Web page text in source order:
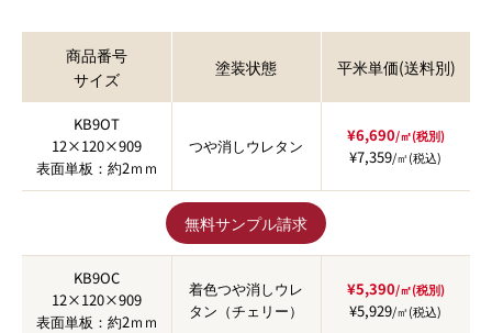
商品番号
サイズ
塗装状態 平米単価(送料別)
KB9OT
12×120×909
表面単板：約2ｍｍ
つや消しウレタン
¥6,690/㎡(税別)
¥7,359/㎡(税込)
無料サンプル請求
KB9OC
12×120×909
表面単板：約2ｍｍ
着色つや消しウレ
タン（チェリー）
¥5,390/㎡(税別)
¥5,929/㎡(税込)